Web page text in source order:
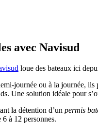
avec Navisud
loue des bateaux ici
journée ou à la journée, ils
Une solution idéale pour
la détention d’un permis
à 12 personnes.